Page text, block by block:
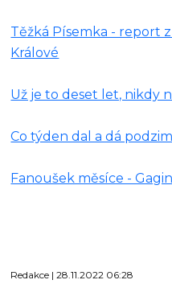
Těžká Písemka - report
Králové
Už je to deset let, nikdy
Co týden dal a dá
Fanoušek měsíce -
Redakce | 28.11.2022 06:28